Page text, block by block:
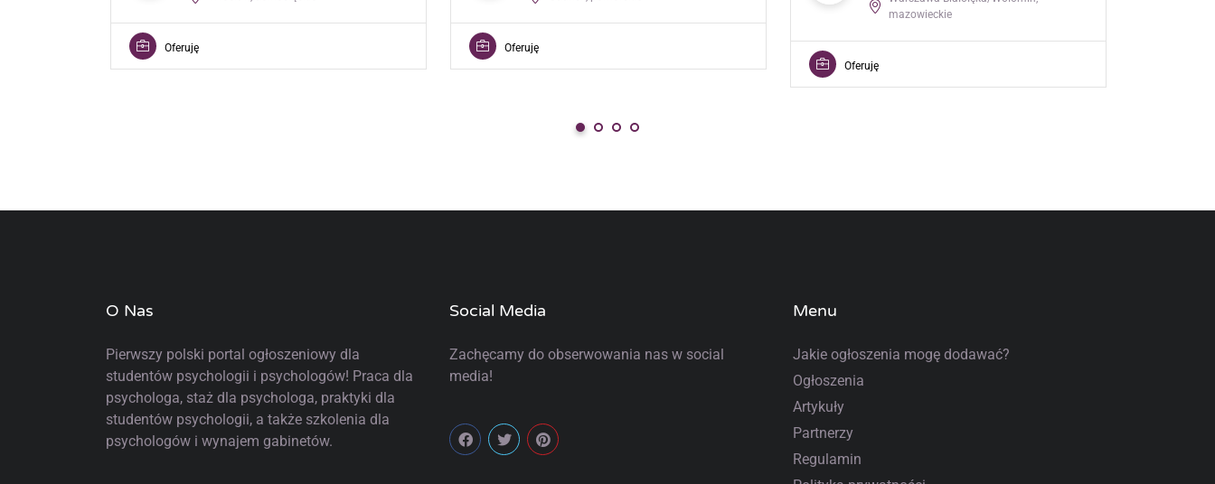
Oferuję Oferuję
mazowieckie
Oferuję
O Nas
Pierwszy polski portal ogłoszeniowy dla
studentów psychologii i psychologów! Praca dla
psychologa, staż dla psychologa, praktyki dla
studentów psychologii, a także szkolenia dla
psychologów i wynajem gabinetów.
Social Media
Zachęcamy do obserwowania nas w social
media!
Menu
Jakie ogłoszenia mogę dodawać?
Ogłoszenia
Artykuły
Partnerzy
Regulamin